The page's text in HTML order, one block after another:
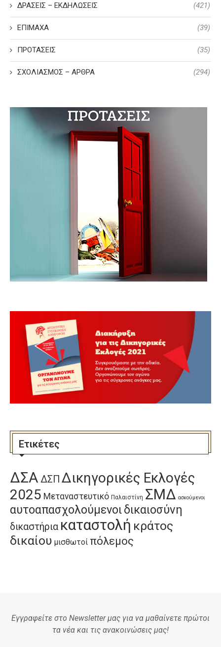
ΔΡΑΣΕΙΣ – ΕΚΔΗΛΩΣΕΙΣ (421)
ΕΠΙΜΑΧΑ (39)
ΠΡΟΤΑΣΕΙΣ (35)
ΣΧΟΛΙΑΣΜΟΣ – ΑΡΘΡΑ (294)
Ετικέτες
ΔΣΑ ΔΣΠ Δικηγορικές Εκλογές
2025 Μεταναστευτικό Παλαιστίνη ΣΜΔ ασκούμενοι
αυτοαπασχολούμενοιδικαιοσύνη
δικαστήρια καταστολή κράτος
δικαίου μισθωτοί πόλεμος
Εγγραφείτε στο Newsletter μας για να μαθαίνετε πρώτοι
τα νέα και τις ανακοινώσεις μας!